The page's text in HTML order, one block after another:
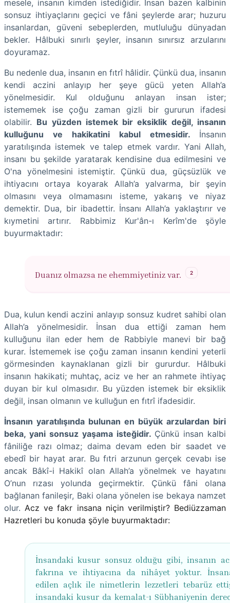
mesele, insanın kimden istediğidir. İnsan bazen kalbinin
sonsuz ihtiyaçlarını geçici ve fâni şeylerde arar; huzuru
insanlardan, güveni sebeplerden, mutluluğu dünyadan
bekler. Hâlbuki sınırlı şeyler, insanın sınırsız arzularını
doyuramaz.
Bu nedenle dua, insanın en fıtrî hâlidir. Çünkü dua, insanın
kendi aczini anlayıp her şeye gücü yeten Allah’a
yönelmesidir. Kul olduğunu anlayan insan ister;
istememek ise çoğu zaman gizli bir gururun ifadesi
olabilir. Bu yüzden istemek bir eksiklik değil, insanın
kulluğunu ve hakikatini kabul etmesidir. İnsanın
yaratılışında istemek ve talep etmek vardır. Yani Allah,
insanı bu şekilde yaratarak kendisine dua edilmesini ve
O'na yönelmesini istemiştir. Çünkü dua, güçsüzlük ve
ihtiyacını ortaya koyarak Allah’a yalvarma, bir şeyin
olmasını veya olmamasını isteme, yakarış ve niyaz
demektir. Dua, bir ibadettir. İnsanı Allah’a yaklaştırır ve
kıymetini artırır. Rabbimiz Kur'ân-ı Kerîm'de şöyle
buyurmaktadır:
Duanız olmazsa ne ehemmiyetiniz var. 2
Dua, kulun kendi aczini anlayıp sonsuz kudret sahibi olan
Allah’a yönelmesidir. İnsan dua ettiği zaman hem
kulluğunu ilan eder hem de Rabbiyle manevi bir bağ
kurar. İstememek ise çoğu zaman insanın kendini yeterli
görmesinden kaynaklanan gizli bir gururdur. Hâlbuki
insanın hakikati; muhtaç, aciz ve her an rahmete ihtiyaç
duyan bir kul olmasıdır. Bu yüzden istemek bir eksiklik
değil, insan olmanın ve kulluğun en fıtrî ifadesidir.
İnsanın yaratılışında bulunan en büyük arzulardan biri
beka, yani sonsuz yaşama isteğidir. Çünkü insan kalbi
fâniliğe razı olmaz; daima devam eden bir saadet ve
ebedî bir hayat arar. Bu fıtri arzunun gerçek cevabı ise
ancak Bâkî-i Hakikî olan Allah’a yönelmek ve hayatını
O’nun rızası yolunda geçirmektir. Çünkü fâni olana
bağlanan fanileşir, Baki olana yönelen ise bekaya namzet
olur. Acz ve fakr insana niçin verilmiştir? Bediüzzaman
Hazretleri bu konuda şöyle buyurmaktadır:
İnsandaki kusur sonsuz olduğu gibi, insanın
fakrına ve ihtiyacına da nihâyet yoktur.
edilen açlık ile nimetlerin lezzetleri tebarüz
insandaki kusur da kemalat-ı Sübhaniyenin